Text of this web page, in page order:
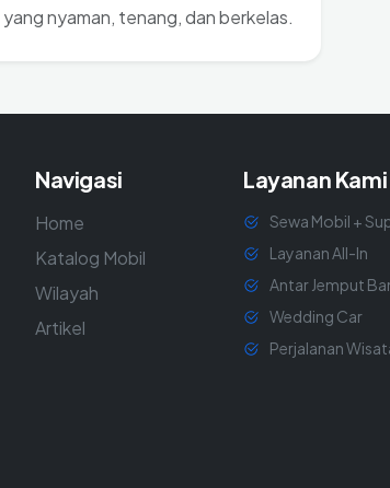
nyaman, tenang, dan berkelas.
Navigasi
Home
Katalog Mobil
Wilayah
Artikel
Layanan Kami
Sewa Mobil +
Layanan All-In
Antar Jemput
Wedding Car
Perjalanan